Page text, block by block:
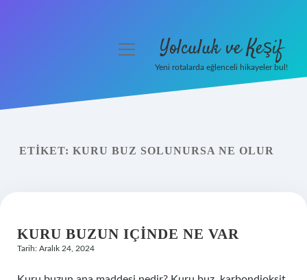
Yasal Uyarı
menüyü Yolculuk ve Keşif
Yeni rotalarda eğlenceli hikayeler bul!
ETIKET: KURU BUZ SOLUNURSA NE OLUR
KURU BUZUN IÇINDE NE VAR
Tarih: Aralık 24, 2024